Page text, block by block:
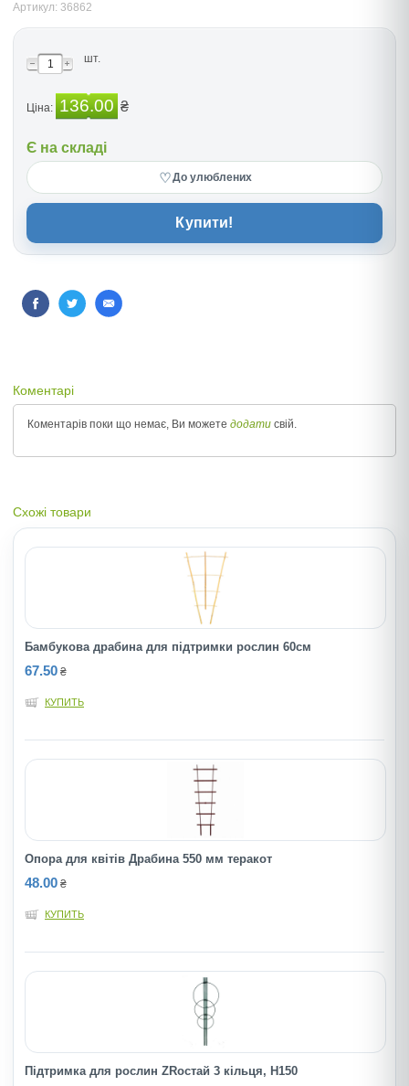
Артикул: 36862
шт.
Ціна: 136.00 ₴
Є на складі
♡До улюблених
Купити!
Коментарі
Коментарів поки що немає, Ви можете додати свій.
Схожі товари
Бамбукова драбина для пiдтримки рослин 60см
67.50 ₴
КУПИТЬ
Опора для квітів Драбина 550 мм теракот
48.00 ₴
КУПИТЬ
Підтримка для рослин ZRостай 3 кільця, Н150